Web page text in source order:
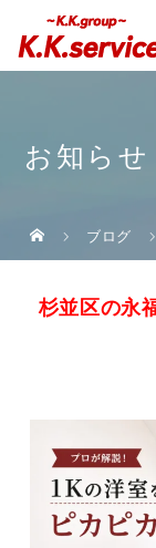
お知らせ
ブログ
杉並区の永